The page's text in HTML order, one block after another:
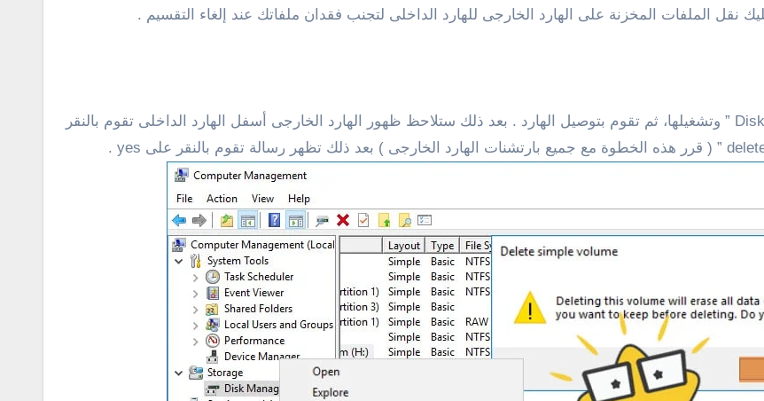
الملفات المخزنة على الهارد الخارجى للهارد الداخلى لتجنب فقدان ملفاتك عند إلغاء التقسيم .
1 : أذهب إلى قائمة إبدأ، ثم قم بالبحث عن أداة ” Disk Manager ” وتشغيلها، ثم تقوم بتوصيل الهارد . بعد ذلك ستلاحظ ظهور الهارد الخارجى أسفل الهارد الداخلى تقوم بالنقر